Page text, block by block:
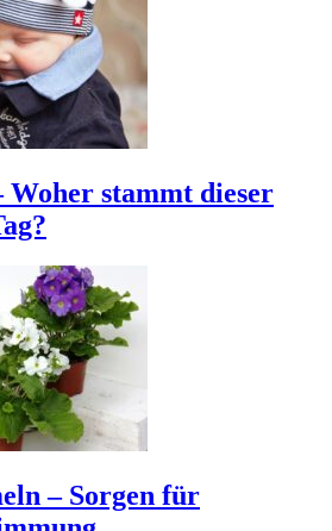
stammt dieser
– Sorgen für